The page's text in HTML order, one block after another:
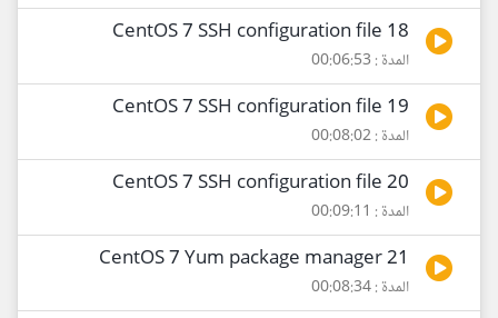
18 CentOS 7 SSH configuration file
المدة : 00:06:53
19 CentOS 7 SSH configuration file
المدة : 00:08:02
20 CentOS 7 SSH configuration file
المدة : 00:09:11
21 CentOS 7 Yum package manager
المدة : 00:08:34